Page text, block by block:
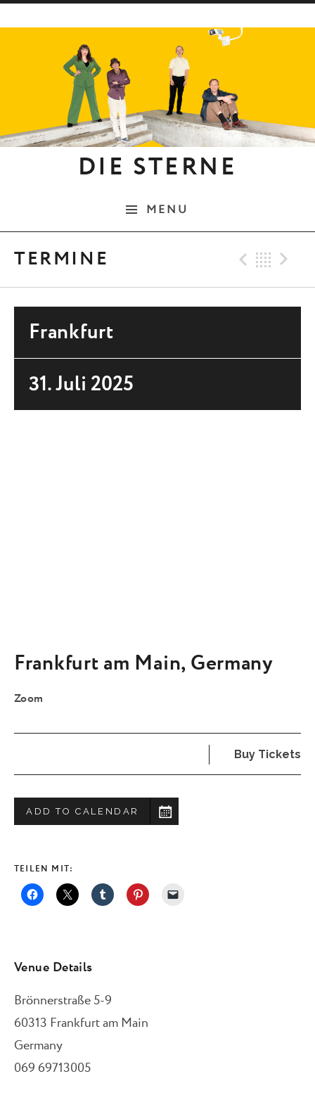
DIE STERNE
MENU
TERMINE
Frankfurt
31. Juli 2025
Frankfurt am Main, Germany
Zoom
Buy Tickets
ADD TO CALENDAR
TEILEN MIT:
Venue Details
Brönnerstraße 5-9
60313 Frankfurt am Main
Germany
069 69713005